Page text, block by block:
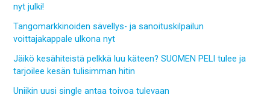
nyt julki!
Tangomarkkinoiden sävellys- ja sanoituskilpailun
voittajakappale ulkona nyt
Jäikö kesähiteistä pelkkä luu käteen? SUOMEN PELI tulee ja
tarjoilee kesän tulisimman hitin
Uniikin uusi single antaa toivoa tulevaan